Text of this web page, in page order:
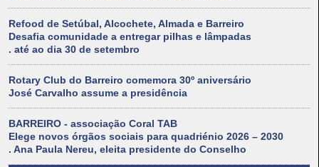
Refood de Setúbal, Alcochete, Almada e Barreiro
Desafia comunidade a entregar pilhas e lâmpadas
. até ao dia 30 de setembro
Rotary Club do Barreiro comemora 30º aniversário
José Carvalho assume a presidência
BARREIRO - associação Coral TAB
Elege novos órgãos sociais para quadriénio 2026 – 2030
. Ana Paula Nereu, eleita presidente do Conselho